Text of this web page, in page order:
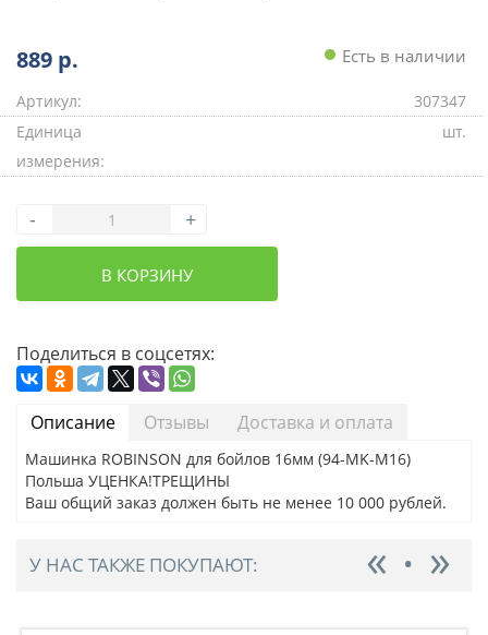
889 р. Есть в наличии
Артикул:
307347
Единица
измерения:
шт.
- +
В КОРЗИНУ
Поделиться в соцсетях:
Описание Отзывы Доставка и оплата
Машинка ROBINSON для бойлов 16мм (94-MK-M16)
Польша УЦЕНКА!ТРЕЩИНЫ
Ваш общий заказ должен быть не менее 10 000 рублей.
У НАС ТАКЖЕ ПОКУПАЮТ: